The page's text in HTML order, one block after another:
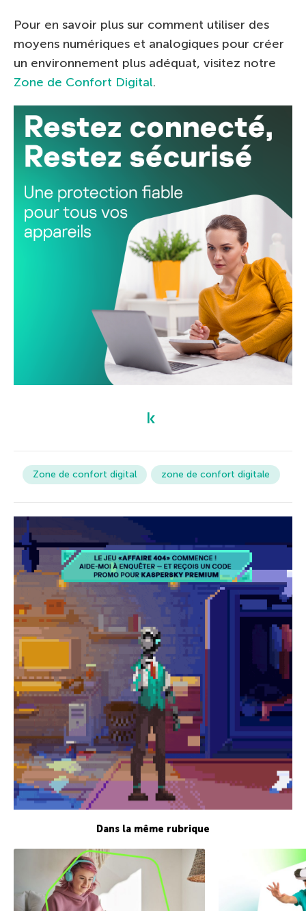
Pour en savoir plus sur comment utiliser des
moyens numériques et analogiques pour créer
un environnement plus adéquat, visitez notre
Zone de Confort Digital.
Zone de confort digital zone de confort digitale
Dans la même rubrique